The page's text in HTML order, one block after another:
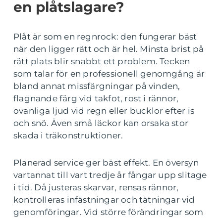
en plåtslagare?
Plåt är som en regnrock: den fungerar bäst
när den ligger rätt och är hel. Minsta brist på
rätt plats blir snabbt ett problem. Tecken
som talar för en professionell genomgång är
bland annat missfärgningar på vinden,
flagnande färg vid takfot, rost i rännor,
ovanliga ljud vid regn eller bucklor efter is
och snö. Även små läckor kan orsaka stor
skada i träkonstruktioner.
Planerad service ger bäst effekt. En översyn
vartannat till vart tredje år fångar upp slitage
i tid. Då justeras skarvar, rensas rännor,
kontrolleras infästningar och tätningar vid
genomföringar. Vid större förändringar som